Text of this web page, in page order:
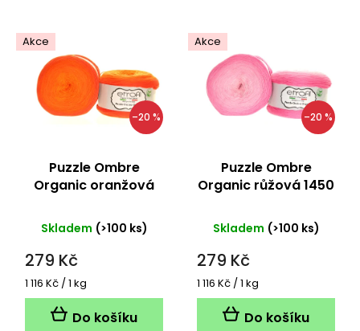
Akce
–20 %
Puzzle Ombre
Organic oranžová
Skladem (>100 ks)
279 Kč
Měrná
cena:
1 116 Kč / 1 kg
Do košíku
Akce
–20 %
Puzzle Ombre
Organic růžová 1450
Skladem (>100 ks)
279 Kč
Měrná
cena:
1 116 Kč / 1 kg
Do košíku